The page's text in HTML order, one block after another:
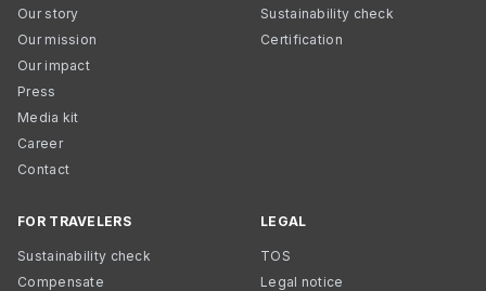
Our story
Our mission
Our impact
Press
Media kit
Career
Contact
Sustainability check
Certification
FOR TRAVELERS
Sustainability check
Compensate
LEGAL
TOS
Legal notice